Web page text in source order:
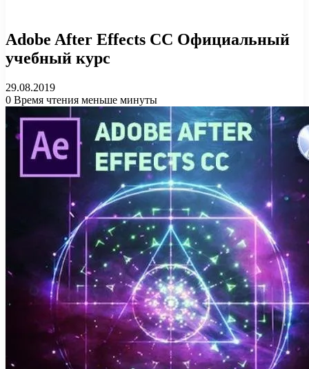
Adobe After Effects CC Официальный
учебный курс
29.08.2019
0 Время чтения меньше минуты